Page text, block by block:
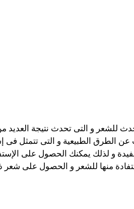
للشعر و التى تحدث نتيجة العديد
عن الطرق الطبيعية و التى تتمثل
و لذلك يمكنك الحصول على
منها للشعر و الحصول على